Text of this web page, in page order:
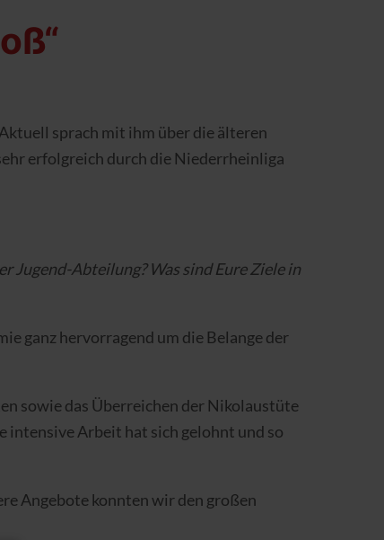
sprach mit ihm über die älteren
erfolgreich durch die Niederrheinliga
Jugend-Abteilung? Was sind Eure Ziele in
ganz hervorragend um die Belange der
sowie das Überreichen der Nikolaustüte
intensive Arbeit hat sich gelohnt und so
Angebote konnten wir den großen